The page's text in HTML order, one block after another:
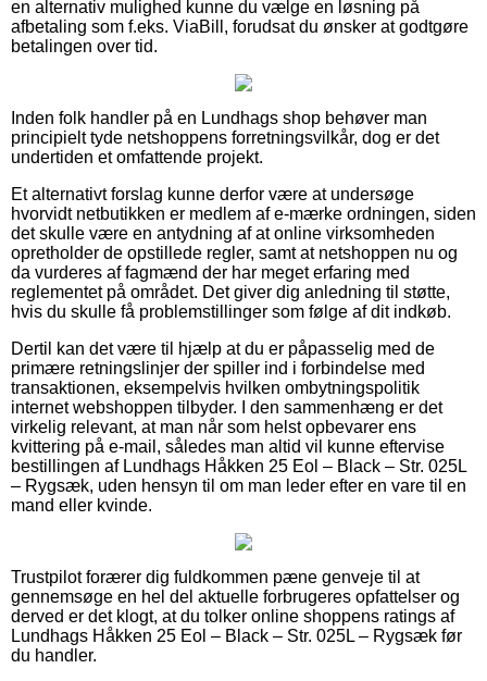
en alternativ mulighed kunne du vælge en løsning på
afbetaling som f.eks. ViaBill, forudsat du ønsker at godtgøre
betalingen over tid.
Inden folk handler på en Lundhags shop behøver man
principielt tyde netshoppens forretningsvilkår, dog er det
undertiden et omfattende projekt.
Et alternativt forslag kunne derfor være at undersøge
hvorvidt netbutikken er medlem af e-mærke ordningen, siden
det skulle være en antydning af at online virksomheden
opretholder de opstillede regler, samt at netshoppen nu og
da vurderes af fagmænd der har meget erfaring med
reglementet på området. Det giver dig anledning til støtte,
hvis du skulle få problemstillinger som følge af dit indkøb.
Dertil kan det være til hjælp at du er påpasselig med de
primære retningslinjer der spiller ind i forbindelse med
transaktionen, eksempelvis hvilken ombytningspolitik
internet webshoppen tilbyder. I den sammenhæng er det
virkelig relevant, at man når som helst opbevarer ens
kvittering på e-mail, således man altid vil kunne eftervise
bestillingen af Lundhags Håkken 25 Eol – Black – Str. 025L
– Rygsæk, uden hensyn til om man leder efter en vare til en
mand eller kvinde.
Trustpilot forærer dig fuldkommen pæne genveje til at
gennemsøge en hel del aktuelle forbrugeres opfattelser og
derved er det klogt, at du tolker online shoppens ratings af
Lundhags Håkken 25 Eol – Black – Str. 025L – Rygsæk før
du handler.